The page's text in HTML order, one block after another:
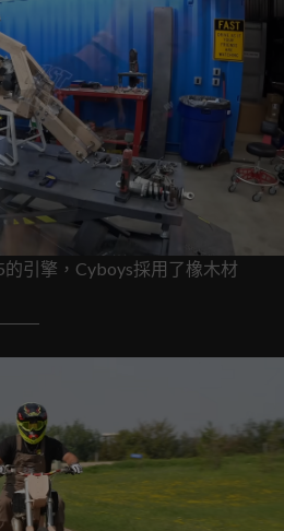
的引擎，Cyboys採用了橡木材